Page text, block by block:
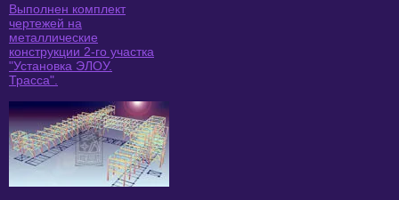
Выполнен комплект
чертежей на
металлические
конструкции 2-го участка
"Установка ЭЛОУ.
Трасса".